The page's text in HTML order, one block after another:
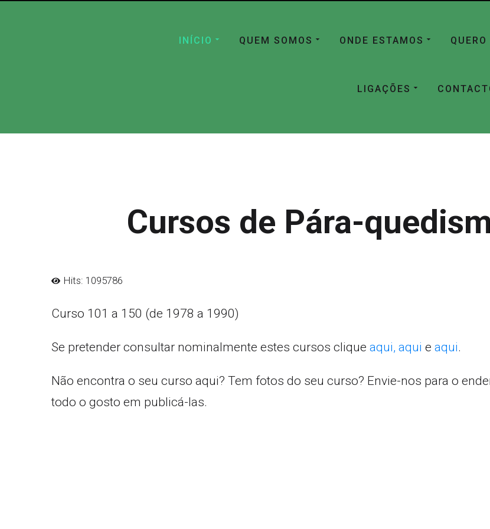
INÍCIO QUEM SOMOS ONDE ESTAMOS
LIGAÇÕES
Cursos de Pára-
Hits: 1095786
Curso 101 a 150 (de 1978 a 1990)
Se pretender consultar nominalmente estes cursos clique aqui, aqui e aqui.
Não encontra o seu curso aqui? Tem fotos do seu curso? Envie-nos para o
todo o gosto em publicá-las.